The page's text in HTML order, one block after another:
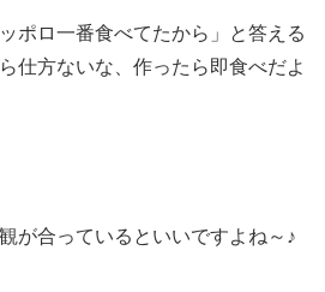
ポロ一番食べてたから」と答える
仕方ないな、作ったら即食べだよ
が合っているといいですよね～♪